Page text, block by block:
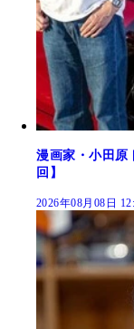
漫画家・小田原
回】
2026年08月08日